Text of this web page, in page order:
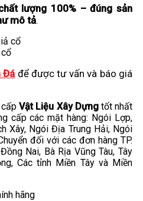
lượng 100% – đúng sản
mô tả.
Đá để được tư vấn và báo giá
Vật Liệu Xây Dựngtốt nhất
cấp các mặt hàng: Ngói Lợp,
Xây, Ngói Địa Trung Hải, Ngói
đối với các đơn hàng TP.
Nai, Bà Rịa Vũng Tàu, Tây
Các tỉnh Miền Tây và Miền
hãng